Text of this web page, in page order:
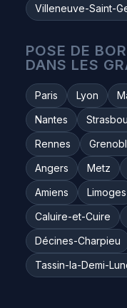
Villeneuve-Saint-
POSE DE
DANS LES
Paris Lyon
Nantes
Rennes
Angers
Metz
Amiens
Limoges
Caluire-et-Cuire
Décines-Charpieu
Tassin-la-Demi-